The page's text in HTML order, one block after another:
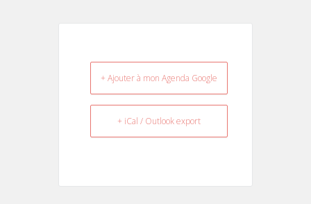
+ Ajouter à mon Agenda Google
+ iCal / Outlook export